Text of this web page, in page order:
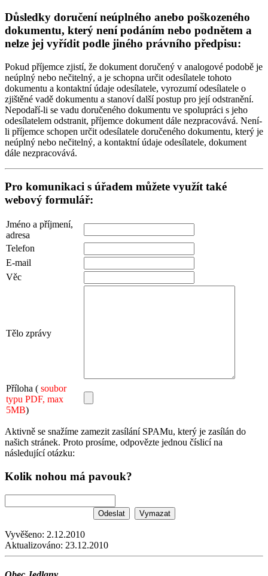
Důsledky doručení neúplného anebo poškozeného
dokumentu, který není podáním nebo podnětem a
nelze jej vyřídit podle jiného právního předpisu:
Pokud příjemce zjistí, že dokument doručený v analogové podobě je
neúplný nebo nečitelný, a je schopna určit odesílatele tohoto
dokumentu a kontaktní údaje odesílatele, vyrozumí odesílatele o
zjištěné vadě dokumentu a stanoví další postup pro její odstranění.
Nepodaří-li se vadu doručeného dokumentu ve spolupráci s jeho
odesílatelem odstranit, příjemce dokument dále nezpracovává. Není-
li příjemce schopen určit odesílatele doručeného dokumentu, který je
neúplný nebo nečitelný, a kontaktní údaje odesílatele, dokument
dále nezpracovává.
Pro komunikaci s úřadem můžete využít také
webový formulář:
Jméno a příjmení,
adresa
Telefon
E-mail
Věc
Tělo zprávy
Příloha ( soubor
typu PDF, max
5MB)
Aktivně se snažíme zamezit zasílání SPAMu, který je zasílán do
našich stránek. Proto prosíme, odpovězte jednou číslicí na
následující otázku:
Kolik nohou má pavouk?
Vyvěšeno: 2.12.2010
Aktualizováno: 23.12.2010